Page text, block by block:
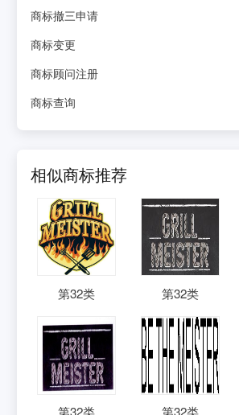
商标撤三申请
商标变更
商标顾问注册
商标查询
相似商标推荐
第32类 第32类